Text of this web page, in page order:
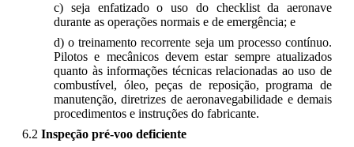
c) seja enfatizado o uso do checklist da aeronave
durante as operações normais e de emergência; e
d) o treinamento recorrente seja um processo contínuo.
Pilotos e mecânicos devem estar sempre atualizados
quanto às informações técnicas relacionadas ao uso de
combustível, óleo, peças de reposição, programa de
manutenção, diretrizes de aeronavegabilidade e demais
procedimentos e instruções do fabricante.
6.2 Inspeção pré-voo deficiente